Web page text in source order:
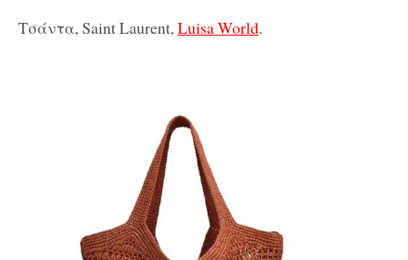
Τσάντα, Saint Laurent,Luisa World.